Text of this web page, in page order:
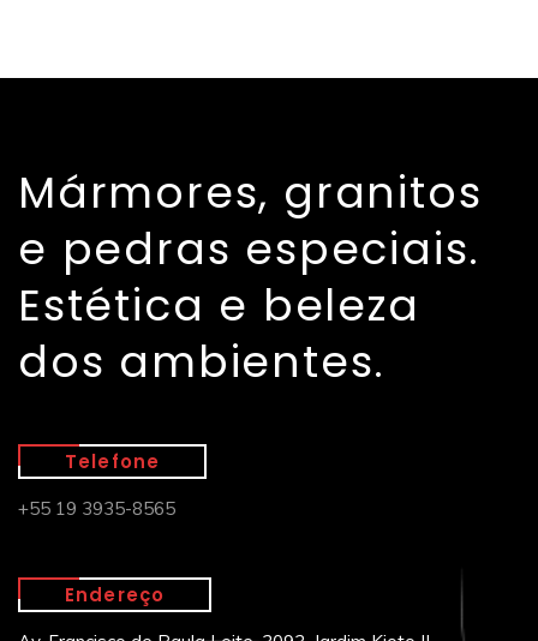
Mármores, granitos
e pedras especiais.
Estética e beleza
dos ambientes.
Telefone
+55 19 3935-8565
Endereço